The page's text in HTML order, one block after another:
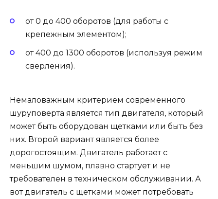
от 0 до 400 оборотов (для работы с
крепежным элементом);
от 400 до 1300 оборотов (используя режим
сверления).
Немаловажным критерием современного
шуруповерта является тип двигателя, который
может быть оборудован щетками или быть без
них. Второй вариант является более
дорогостоящим. Двигатель работает с
меньшим шумом, плавно стартует и не
требователен в техническом обслуживании. А
вот двигатель с щетками может потребовать